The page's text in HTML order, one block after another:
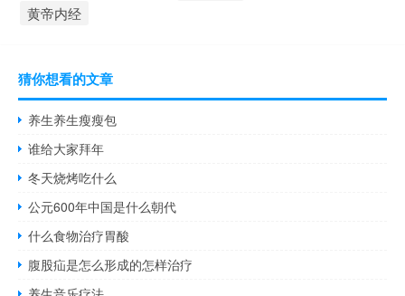
黄帝内经
猜你想看的文章
养生养生瘦瘦包
谁给大家拜年
冬天烧烤吃什么
公元600年中国是什么朝代
什么食物治疗胃酸
腹股疝是怎么形成的怎样治疗